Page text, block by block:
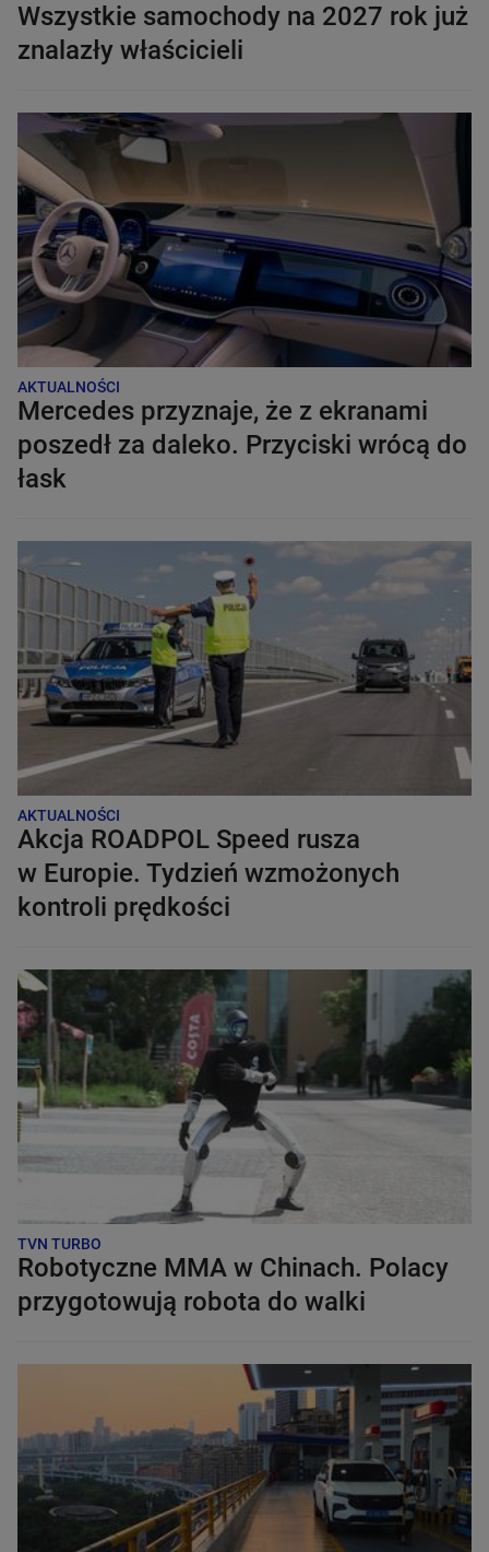
Wszystkie samochody na 2027 rok już
znalazły właścicieli
AKTUALNOŚCI
Mercedes przyznaje, że z ekranami
poszedł za daleko. Przyciski wrócą do
łask
AKTUALNOŚCI
Akcja ROADPOL Speed rusza
w Europie. Tydzień wzmożonych
kontroli prędkości
TVN TURBO
Robotyczne MMA w Chinach. Polacy
przygotowują robota do walki